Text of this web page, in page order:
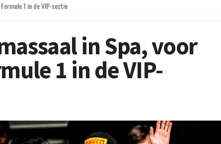
1 in de VIP-sectie
in Spa, voor
1 in de VIP-